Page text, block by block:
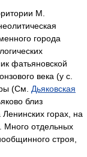
М.
города
фатьяновской
века (у с.
(См. Дьяковская
близ
горах, на
Много отдельных
строя,